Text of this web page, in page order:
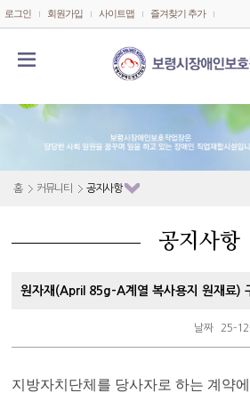
로그인 회원가입 사이트맵 즐겨찾기 추가
홈 커뮤니티 공지사항
공지사항
원자재(April 85g-A계열 복사용지 원재료)
날짜 25-
지방자치단체를 당사자로 하는 계약